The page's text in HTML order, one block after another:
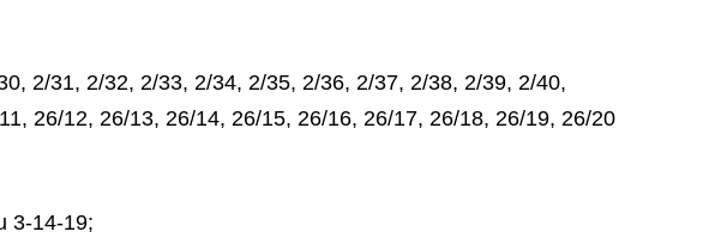
2/31, 2/32, 2/33, 2/34, 2/35, 2/36, 2/37, 2/38, 2/39, 2/40,
26/12, 26/13, 26/14, 26/15, 26/16, 26/17, 26/18, 26/19, 26/20
3-14-19;